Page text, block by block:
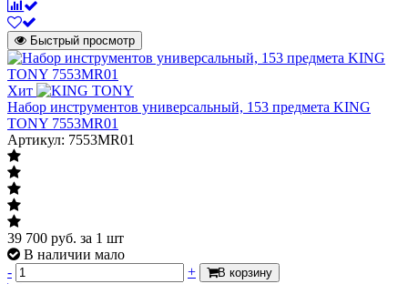
Быстрый просмотр
Хит
Набор инструментов универсальный, 153 предмета KING
TONY 7553MR01
Артикул: 7553MR01
39 700 руб. за 1 шт
В наличии мало
-
+ В корзину